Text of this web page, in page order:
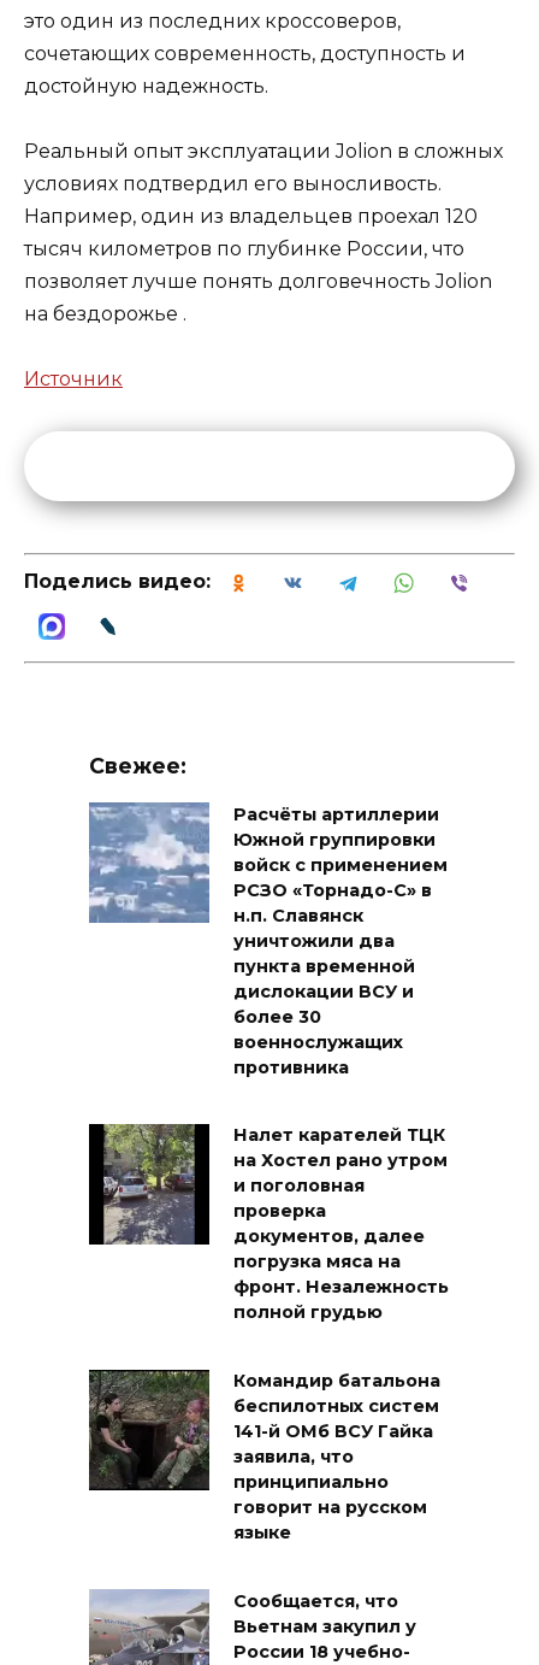
это один из последних кроссоверов,
сочетающих современность, доступность и
достойную надежность.
Реальный опыт эксплуатации Jolion в сложных
условиях подтвердил его выносливость.
Например, один из владельцев проехал 120
тысяч километров по глубинке России, что
позволяет лучше понять долговечность Jolion
на бездорожье .
Источник
Поделись видео:
Свежее:
Расчёты артиллерии
Южной группировки
войск с применением
РСЗО «Торнадо-С» в
н.п. Славянск
уничтожили два
пункта временной
дислокации ВСУ и
более 30
военнослужащих
противника
Налет карателей ТЦК
на Хостел рано утром
и поголовная
проверка
документов, далее
погрузка мяса на
фронт. Незалежность
полной грудью
Командир батальона
беспилотных систем
141-й ОМб ВСУ Гайка
заявила, что
принципиально
говорит на русском
языке
Сообщается, что
Вьетнам закупил у
России 18 учебно-